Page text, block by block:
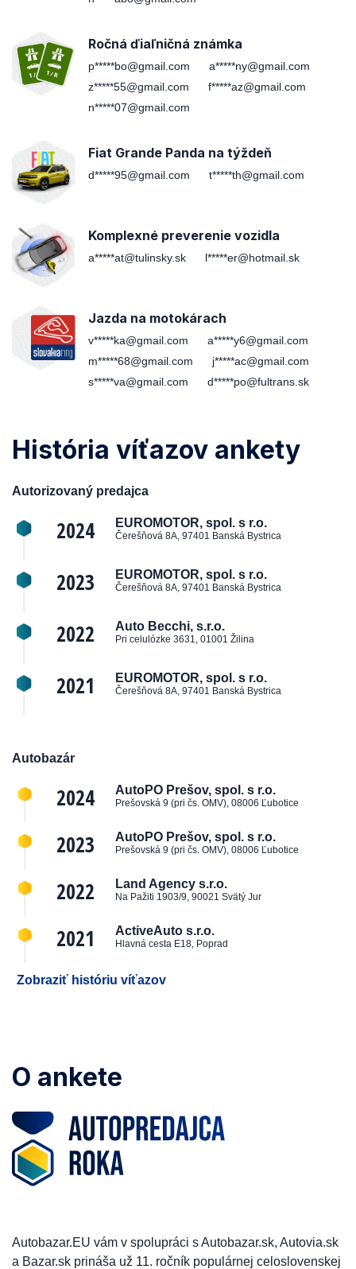
Ročná ďiaľničná známka
p*****bo@gmail.com
a*****ny@gmail.com
z*****55@gmail.com
f*****az@gmail.com
n*****07@gmail.com
Fiat Grande Panda na týždeň
d*****95@gmail.com t*****th@gmail.com
Komplexné preverenie vozidla
a*****at@tulinsky.sk l*****er@hotmail.sk
Jazda na motokárach
v*****ka@gmail.com
a*****y6@gmail.com
m*****68@gmail.com
j*****ac@gmail.com
s*****va@gmail.com
d*****po@fultrans.sk
História víťazov ankety
Autorizovaný predajca
2024 EUROMOTOR, spol. s r.o.
Čerešňová 8A, 97401 Banská Bystrica
2023 EUROMOTOR, spol. s r.o.
Čerešňová 8A, 97401 Banská Bystrica
2022 Auto Becchi, s.r.o.
Pri celulózke 3631, 01001 Žilina
2021 EUROMOTOR, spol. s r.o.
Čerešňová 8A, 97401 Banská Bystrica
Autobazár
2024 AutoPO Prešov, spol. s r.o.
Prešovská 9 (pri čs. OMV), 08006 Ľubotice
2023 AutoPO Prešov, spol. s r.o.
Prešovská 9 (pri čs. OMV), 08006 Ľubotice
2022 Land Agency s.r.o.
Na Pažiti 1903/9, 90021 Svätý Jur
2021 ActiveAuto s.r.o.
Hlavná cesta E18, Poprad
Zobraziť históriu víťazov
O ankete
Autobazar.EU vám v spolupráci s Autobazar.sk, Autovia.sk
a Bazar.sk prináša už 11. ročník populárnej celoslovenskej